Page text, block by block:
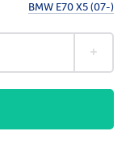
BMW E70 X5 (07-)